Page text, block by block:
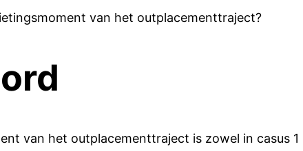
van het outplacementtraject?
van het outplacementtraject is zowel in casus